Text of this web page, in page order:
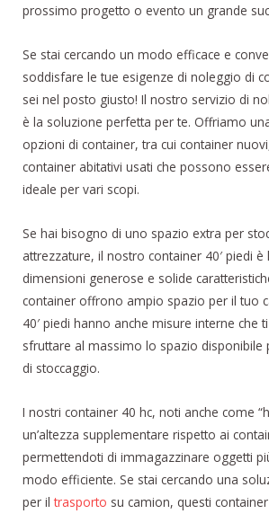
prossimo progetto o evento un grande
Se stai cercando un modo efficace e
soddisfare le tue esigenze di noleggio di
sei nel posto giusto! Il nostro servizio di
è la soluzione perfetta per te. Offriamo
opzioni di container, tra cui container
container abitativi usati che possono
ideale per vari scopi.
Se hai bisogno di uno spazio extra per
attrezzature, il nostro container 40′ piedi è
dimensioni generose e solide
container offrono ampio spazio per il tuo
40′ piedi hanno anche misure interne che
sfruttare al massimo lo spazio disponibile
di stoccaggio.
I nostri container 40 hc, noti anche come
un’altezza supplementare rispetto ai
permettendoti di immagazzinare oggetti
modo efficiente. Se stai cercando una
per iltrasporto su camion, questi